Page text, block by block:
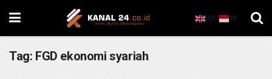
EN ID
Tag: FGD ekonomi syariah